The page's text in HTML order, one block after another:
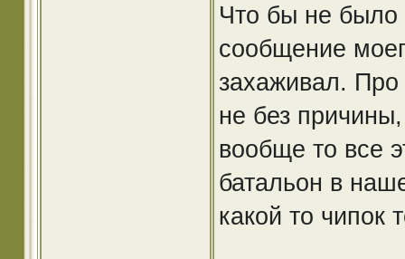
Что бы не было
сообщение
захаживал. Про
не без
вообще то все
батальон в
какой то чипок